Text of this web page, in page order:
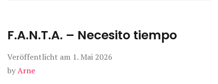
F.A.N.T.A. – Necesito tiempo
Veröffentlicht am 1. Mai 2026
byArne